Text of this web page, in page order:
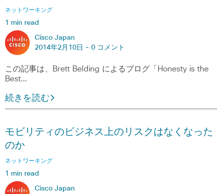
ネットワーキング
1 min read
Cisco Japan
2014年2月10日 - 0 コメント
この記事は、Brett Belding によるブログ「Honesty is the
Best…
続きを読む
モビリティのビジネス上のリスクはなくなった
のか
ネットワーキング
1 min read
Cisco Japan